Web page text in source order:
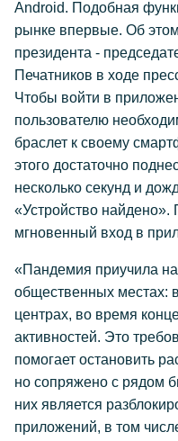
Android. Подобная
рынке впервые. Об
президента -
Печатников в ходе
Чтобы войти в
пользователю
браслет к своему
этого достаточно
несколько секунд и
«Устройство найдено».
мгновенный вход в
«Пандемия приучила
общественных местах:
центрах, во время
активностей. Это
помогает остановить
но сопряжено с рядом
них является
приложений, в том